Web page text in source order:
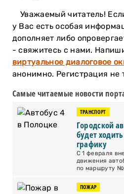
Уважаемый читатель!
у Вас есть особая
дополняет либо
- свяжитесь с нами.
виртуальное диалоговое
анонимно. Регистрация не
Самые читаемые новости
ТРАНСПОРТ
Городской
будет
графику
С 1 февраля
движения
по маршруту
ПОЖАР